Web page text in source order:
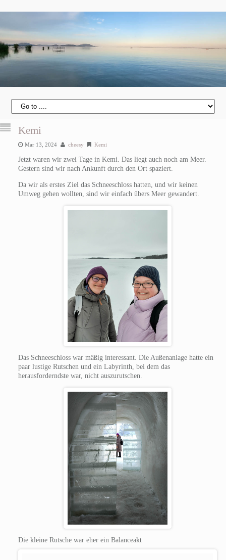
Kemi
Mar 13, 2024 cheesy Kemi
Jetzt waren wir zwei Tage in Kemi. Das liegt auch noch am Meer.
Gestern sind wir nach Ankunft durch den Ort spaziert.
Da wir als erstes Ziel das Schneeschloss hatten, und wir keinen
Umweg gehen wollten, sind wir einfach übers Meer gewandert.
Das Schneeschloss war mäßig interessant. Die Außenanlage hatte ein
paar lustige Rutschen und ein Labyrinth, bei dem das
herausforderndste war, nicht auszurutschen.
Die kleine Rutsche war eher ein Balanceakt